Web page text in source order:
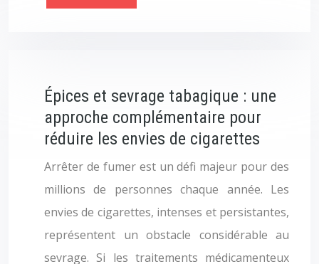
Épices et sevrage tabagique : une
approche complémentaire pour
réduire les envies de cigarettes
Arrêter de fumer est un défi majeur pour des
millions de personnes chaque année. Les
envies de cigarettes, intenses et persistantes,
représentent un obstacle considérable au
sevrage. Si les traitements médicamenteux